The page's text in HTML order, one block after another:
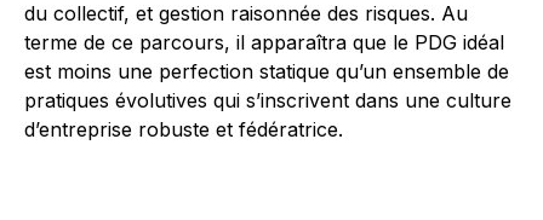
du collectif, et gestion raisonnée des risques. Au
terme de ce parcours, il apparaîtra que le PDG idéal
est moins une perfection statique qu’un ensemble de
pratiques évolutives qui s’inscrivent dans une culture
d’entreprise robuste et fédératrice.